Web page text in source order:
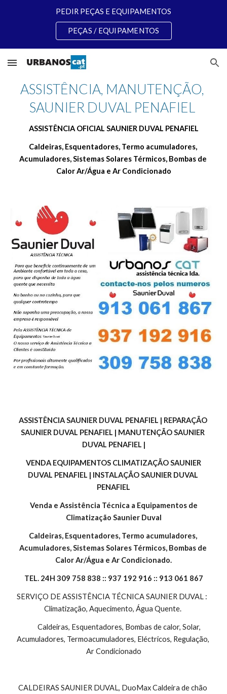
PEDIR PEÇAS E EQUIPAMENTOS
PEÇAS / EQUIPAMENTOS
ASSISTÊNCIA, MANUTENÇÃO,
SAUNIER DUVAL PENAFIEL
ASSISTÊNCIA OFICIAL SAUNIER DUVAL PENAFIEL
Caldeiras, Esquentadores, Termo acumuladores,
Acumuladores, Sistemas Solares Térmicos, Bombas de
Calor Ar/Água e Ar Condicionado
ASSISTÊNCIA SAUNIER DUVAL PENAFIEL | REPARAÇÃO
SAUNIER DUVAL PENAFIEL | MANUTENÇÃO SAUNIER
DUVAL PENAFIEL |
DUVAL PENAFIEL | INSTALAÇÃO SAUNIER DUVAL
PENAFIEL
Climatização Saunier Duval
Caldeiras, Esquentadores, Termo acumuladores,
Acumuladores, Sistemas Solares Térmicos, Bombas de
Calor Ar/Água e Ar Condicionado.
TEL. 24H 309 758 838 :: 937 192 916 :: 913 061 867
SERVIÇO DE ASSISTÊNCIA TÉCNICA SAUNIER DUVAL :
Climatização, Aquecimento, Água Quente.
Acumuladores, Termoacumuladores, Eléctricos, Regulação,
Ar Condicionado
CALDEIRAS SAUNIER DUVAL, DuoMax Caldeira de chão